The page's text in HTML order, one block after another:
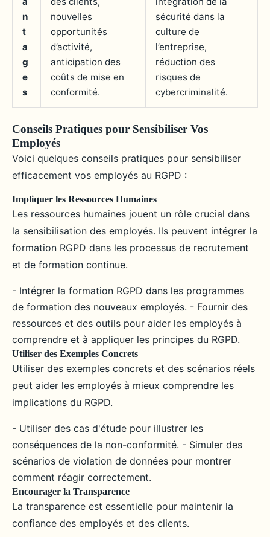
n
t
a
g
e
s
nouvelles
opportunités
d’activité,
anticipation des
coûts de mise en
conformité.
sécurité dans la
culture de
l’entreprise,
réduction des
risques de
cybercriminalité.
Conseils Pratiques pour Sensibiliser Vos
Employés
Voici quelques conseils pratiques pour sensibiliser
efficacement vos employés au RGPD :
Impliquer les Ressources Humaines
Les ressources humaines jouent un rôle crucial dans
la sensibilisation des employés. Ils peuvent intégrer la
formation RGPD dans les processus de recrutement
et de formation continue.
- Intégrer la formation RGPD dans les programmes
de formation des nouveaux employés. - Fournir des
ressources et des outils pour aider les employés à
comprendre et à appliquer les principes du RGPD.
Utiliser des Exemples Concrets
Utiliser des exemples concrets et des scénarios réels
peut aider les employés à mieux comprendre les
implications du RGPD.
- Utiliser des cas d'étude pour illustrer les
conséquences de la non-conformité. - Simuler des
scénarios de violation de données pour montrer
comment réagir correctement.
Encourager la Transparence
La transparence est essentielle pour maintenir la
confiance des employés et des clients.